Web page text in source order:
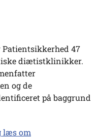
Patientsikkerhed 47
diætistklinikker.
og de
på baggrund
læs om